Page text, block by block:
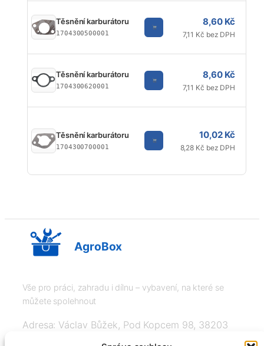
Těsnění karburátoru
1704300500001
8,60 Kč
7,11 Kč bez DPH
Těsnění karburátoru
1704300620001
8,60 Kč
7,11 Kč bez DPH
Těsnění karburátoru
1704300700001
10,02 Kč
8,28 Kč bez DPH
AgroBox
Vše pro práci, zahradu i dílnu – vybavení, na které se
můžete spolehnout
Adresa: Václav Bůžek, Pod Kopcem 98, 38203